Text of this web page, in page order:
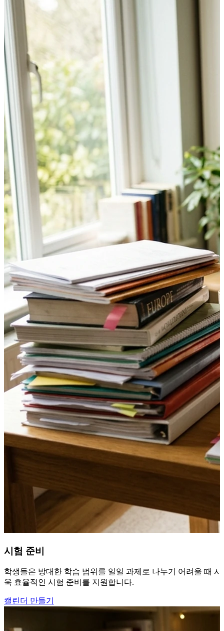
시험 준비
학생들은 방대한 학습 범위를 일일 과제로 나누기 어려울 때
욱 효율적인 시험 준비를 지원합니다.
캘린더 만들기